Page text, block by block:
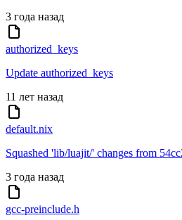
3 года назад
authorized_keys
Update authorized_keys
11 лет назад
default.nix
Squashed 'lib/luajit/' changes from
3 года назад
gcc-preinclude.h